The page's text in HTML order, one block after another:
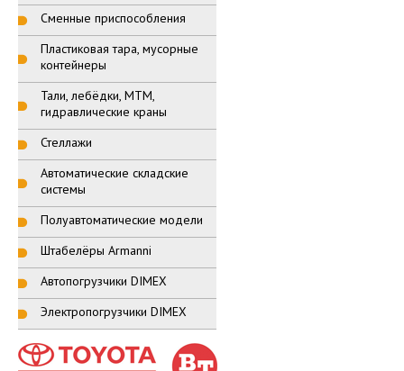
Сменные приспособления
Пластиковая тара, мусорные
контейнеры
Тали, лебёдки, МТМ,
гидравлические краны
Стеллажи
Автоматические складские
системы
Полуавтоматические модели
Штабелёры Armanni
Автопогрузчики DIMEX
Электропогрузчики DIMEX